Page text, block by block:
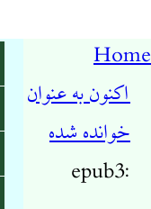
Home
اکنون به عنوان
خوانده شده
epub3: